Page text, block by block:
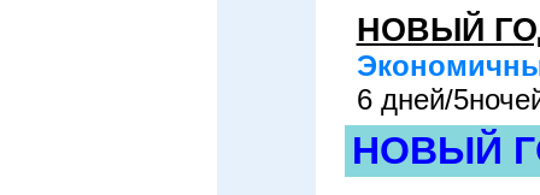
НОВЫЙ
6 дней/
НОВЫЙ